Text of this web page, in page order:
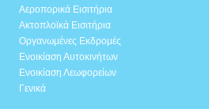
Αεροπορικά Εισιτήρια
Ακτοπλοϊκά Εισιτήρια
Οργανωμένες Εκδρομές
Ενοικίαση Αυτοκινήτων
Ενοικίαση Λεωφορείων
Γενικά